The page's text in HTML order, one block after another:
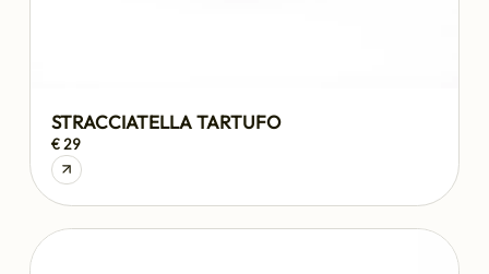
STRACCIATELLA TARTUFO
€ 29